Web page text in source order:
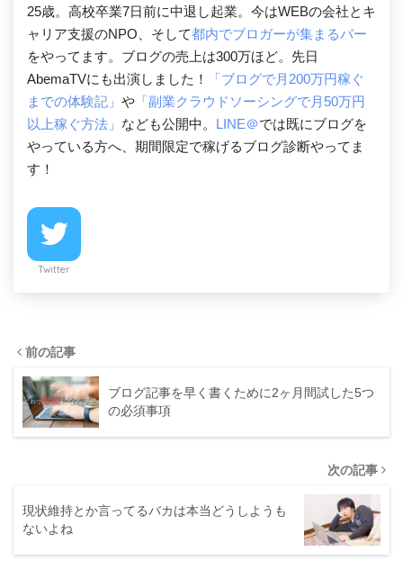
25歳。高校卒業7日前に中退し起業。今はWEBの会社とキ
ャリア支援のNPO、そして都内でブロガーが集まるバー
をやってます。ブログの売上は300万ほど。先日
AbemaTVにも出演しました！
「ブログで月200万円稼ぐ
までの体験記」 や 「副業クラウドソーシングで月50万円
以上稼ぐ方法」 なども公開中。 LINE＠では既にブログを
やっている方へ、期間限定で稼げるブログ診断やってま
す！
Twitter
前の記事
ブログ記事を早く書くために2ヶ月間試した5つ
の必須事項
次の記事
現状維持とか言ってるバカは本当どうしようも
ないよね